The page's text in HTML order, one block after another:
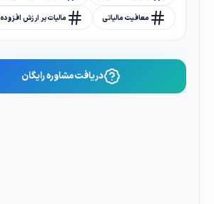
معافیت مالیاتی مالیات بر ارزش افزوده
دریافت مشاوره رایگان